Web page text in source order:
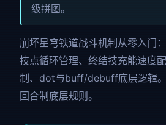
级拼图。
崩坏星穹铁道战斗机制从零入门
技点循环管理、终结技充能速度
制、dot与buff/debuff底层逻辑
回合制底层规则。